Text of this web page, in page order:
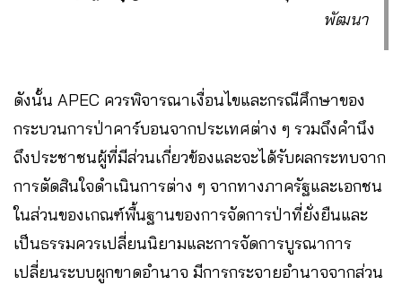
พัฒนา
ดังนั้น APEC ควรพิจารณาเงื่อนไขและกรณีศึกษาของ
กระบวนการป่าคาร์บอนจากประเทศต่าง ๆ รวมถึงคำนึง
ถึงประชาชนผู้ที่มีส่วนเกี่ยวข้องและจะได้รับผลกระทบจาก
การตัดสินใจดำเนินการต่าง ๆ จากทางภาครัฐและเอกชน
ในส่วนของเกณฑ์พื้นฐานของการจัดการป่าที่ยั่งยืนและ
เป็นธรรมควรเปลี่ยนนิยามและการจัดการบูรณาการ
เปลี่ยนระบบผูกขาดอำนาจ มีการกระจายอำนาจจากส่วน